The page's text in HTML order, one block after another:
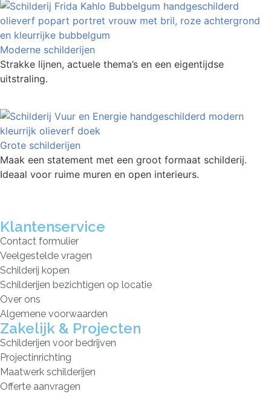
Moderne schilderijen
Strakke lijnen, actuele thema’s en een eigentijdse
uitstraling.
Grote schilderijen
Maak een statement met een groot formaat schilderij.
Ideaal voor ruime muren en open interieurs.
Klantenservice
Contact formulier
Veelgestelde vragen
Schilderij kopen
Schilderijen bezichtigen op locatie
Over ons
Algemene voorwaarden
Zakelijk & Projecten
Schilderijen voor bedrijven
Projectinrichting
Maatwerk schilderijen
Offerte aanvragen